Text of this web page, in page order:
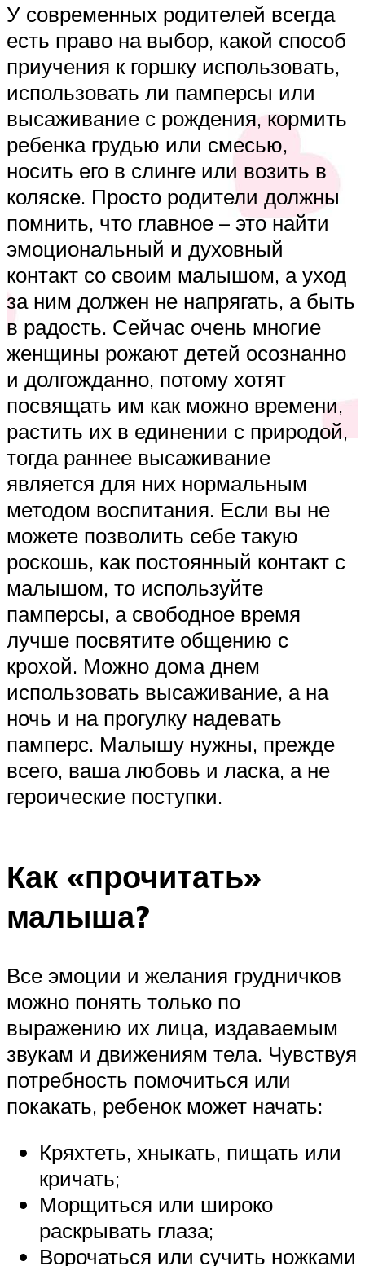
У современных родителей всегда
есть право на выбор, какой способ
приучения к горшку использовать,
использовать ли памперсы или
высаживание с рождения, кормить
ребенка грудью или смесью,
носить его в слинге или возить в
коляске. Просто родители должны
помнить, что главное – это найти
эмоциональный и духовный
контакт со своим малышом, а уход
за ним должен не напрягать, а быть
в радость. Сейчас очень многие
женщины рожают детей осознанно
и долгожданно, потому хотят
посвящать им как можно времени,
растить их в единении с природой,
тогда раннее высаживание
является для них нормальным
методом воспитания. Если вы не
можете позволить себе такую
роскошь, как постоянный контакт с
малышом, то используйте
памперсы, а свободное время
лучше посвятите общению с
крохой. Можно дома днем
использовать высаживание, а на
ночь и на прогулку надевать
памперс. Малышу нужны, прежде
всего, ваша любовь и ласка, а не
героические поступки.
Как «прочитать»
малыша?
Все эмоции и желания грудничков
можно понять только по
выражению их лица, издаваемым
звукам и движениям тела. Чувствуя
потребность помочиться или
покакать, ребенок может начать:
Кряхтеть, хныкать, пищать или
кричать;
Морщиться или широко
раскрывать глаза;
Ворочаться или сучить ножками